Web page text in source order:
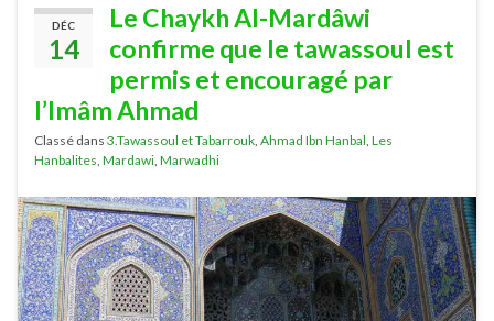
DÉC
14
Le Chaykh Al-Mardâwi
confirme que le tawassoul est
permis et encouragé par
l’Imâm Ahmad
Classé dans 3.Tawassoul et Tabarrouk Ahmad Ibn Hanbal Les
Hanbalites Mardawi Marwadhi